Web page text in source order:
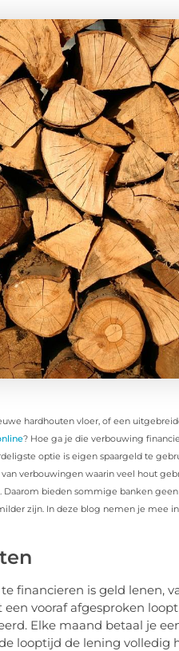
hardhouten vloer, of een
? Hoe ga je die verbouwing
optie is eigen spaargeld te
verbouwingen waarin veel hout
bieden sommige banken
zijn. In deze blog nemen je mee
financieren is geld lenen,
vooraf afgesproken
Elke maand betaal je
looptijd de lening volledig